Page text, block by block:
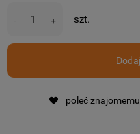
- + szt.
poleć znajomemu